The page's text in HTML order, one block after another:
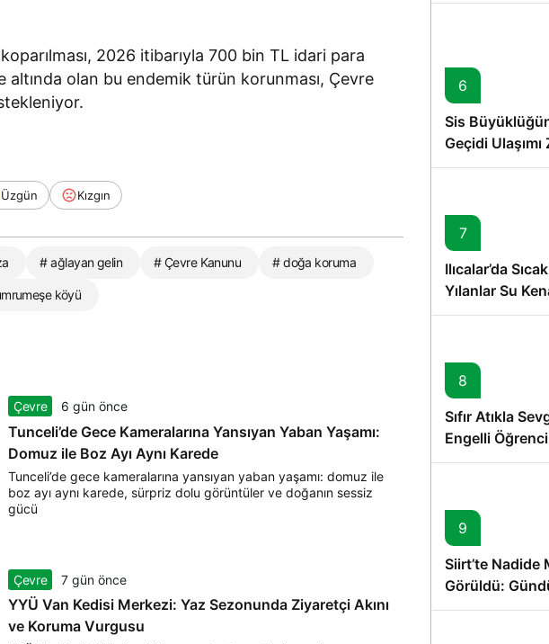
2026 itibarıyla 700 bin TL idari para
olan bu endemik türün korunması, Çevre
Üzgün Kızgın
# ağlayan gelin # Çevre Kanunu # doğa koruma
köyü
Çevre 6 gün önce
Tunceli’de Gece Kameralarına Yansıyan Yaban Yaşamı:
Domuz ile Boz Ayı Aynı Karede
Tunceli’de gece kameralarına yansıyan yaban yaşamı: domuz ile
boz ayı aynı karede, sürpriz dolu görüntüler ve doğanın sessiz
gücü
Çevre 7 gün önce
YYÜ Van Kedisi Merkezi: Yaz Sezonunda Ziyaretçi Akını
ve Koruma Vurgusu
6
Sis
Geçidi
7
Ilıcalar’da
Yılanlar Su
Görüntülendi
8
Sıfır Atıkla
Engelli
Dostları İçin
9
Siirt’te Nadide
Görüldü: